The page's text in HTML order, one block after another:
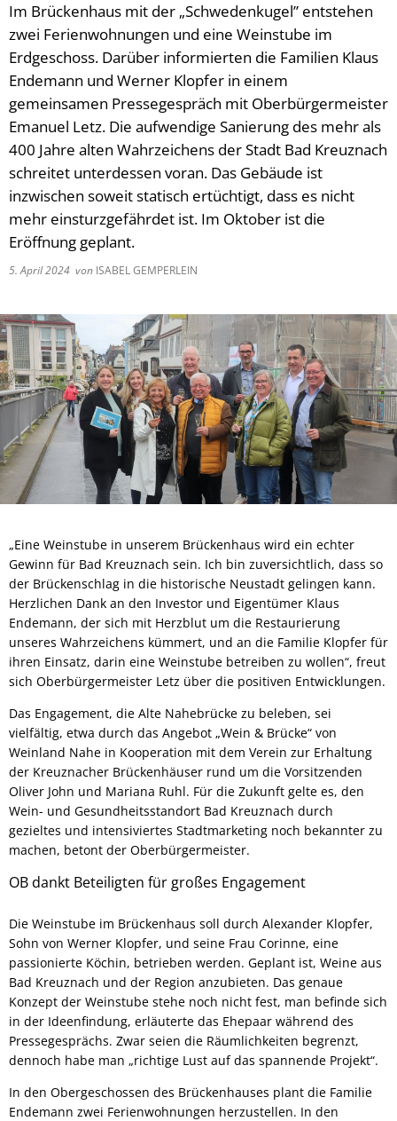
Im Brückenhaus mit der „Schwedenkugel” entstehen
zwei Ferienwohnungen und eine Weinstube im
Erdgeschoss. Darüber informierten die Familien Klaus
Endemann und Werner Klopfer in einem
gemeinsamen Pressegespräch mit Oberbürgermeister
Emanuel Letz. Die aufwendige Sanierung des mehr als
400 Jahre alten Wahrzeichens der Stadt Bad Kreuznach
schreitet unterdessen voran. Das Gebäude ist
inzwischen soweit statisch ertüchtigt, dass es nicht
mehr einsturzgefährdet ist. Im Oktober ist die
Eröffnung geplant.
5. April 2024 von ISABEL GEMPERLEIN
„Eine Weinstube in unserem Brückenhaus wird ein echter
Gewinn für Bad Kreuznach sein. Ich bin zuversichtlich, dass so
der Brückenschlag in die historische Neustadt gelingen kann.
Herzlichen Dank an den Investor und Eigentümer Klaus
Endemann, der sich mit Herzblut um die Restaurierung
unseres Wahrzeichens kümmert, und an die Familie Klopfer für
ihren Einsatz, darin eine Weinstube betreiben zu wollen“, freut
sich Oberbürgermeister Letz über die positiven Entwicklungen.
Das Engagement, die Alte Nahebrücke zu beleben, sei
vielfältig, etwa durch das Angebot „Wein & Brücke“ von
Weinland Nahe in Kooperation mit dem Verein zur Erhaltung
der Kreuznacher Brückenhäuser rund um die Vorsitzenden
Oliver John und Mariana Ruhl. Für die Zukunft gelte es, den
Wein- und Gesundheitsstandort Bad Kreuznach durch
gezieltes und intensiviertes Stadtmarketing noch bekannter zu
machen, betont der Oberbürgermeister.
OB dankt Beteiligten für großes Engagement
Die Weinstube im Brückenhaus soll durch Alexander Klopfer,
Sohn von Werner Klopfer, und seine Frau Corinne, eine
passionierte Köchin, betrieben werden. Geplant ist, Weine aus
Bad Kreuznach und der Region anzubieten. Das genaue
Konzept der Weinstube stehe noch nicht fest, man befinde sich
in der Ideenfindung, erläuterte das Ehepaar während des
Pressegesprächs. Zwar seien die Räumlichkeiten begrenzt,
dennoch habe man „richtige Lust auf das spannende Projekt“.
In den Obergeschossen des Brückenhauses plant die Familie
Endemann zwei Ferienwohnungen herzustellen. In den